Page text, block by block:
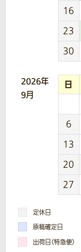
16
23
30
2026年
9月
日
6
13
20
27
定休日
原稿確定日
出荷日（特急便）